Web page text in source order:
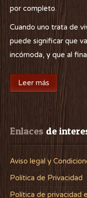
por completo.
Cuando uno trata de
puede significar que
incómoda, y que al
Leer más
Enlaces de
Aviso legal y
Política de Privacidad
Política de privacidad